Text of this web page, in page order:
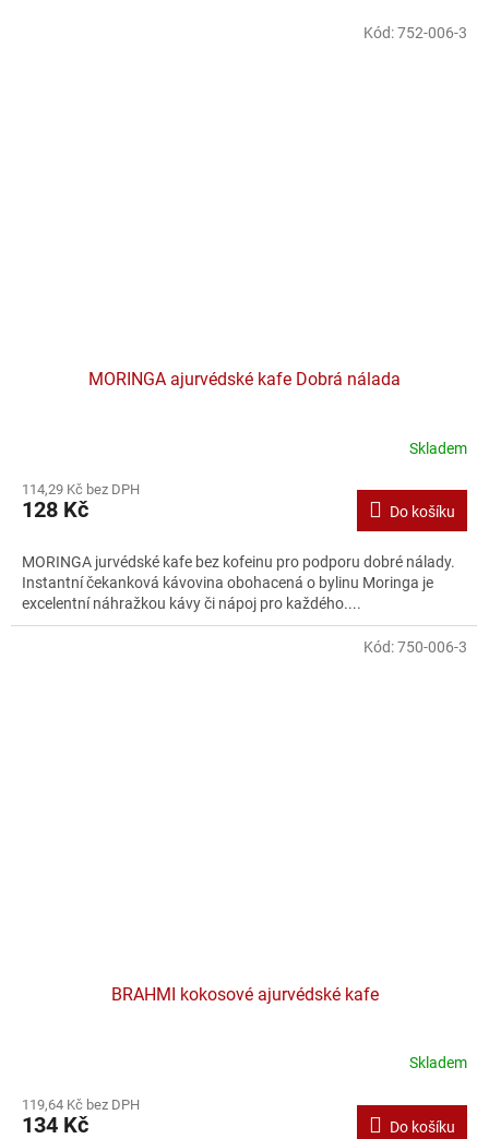
MORINGA ajurvédské kafe Dobrá nálada
Skladem
114,29 Kč bez DPH
128 Kč Do košíku
MORINGA jurvédské kafe bez kofeinu pro podporu dobré nálady.
Instantní čekanková kávovina obohacená o bylinu Moringa je
excelentní náhražkou kávy či nápoj pro každého....
Kód:752-006-3
BRAHMI kokosové ajurvédské kafe
Skladem
119,64 Kč bez DPH
134 Kč Do košíku
Kód:750-006-3